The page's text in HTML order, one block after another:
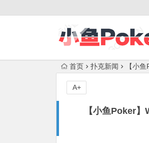
首页 扑克新闻 【小
【小鱼Poker
A+